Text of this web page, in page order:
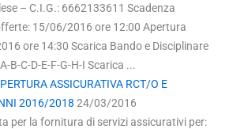
– C.I.G.: 6662133611 Scadenza
15/06/2016 ore 12:00 Apertura
ore 14:30 Scarica Bando e Disciplinare
B-C-D-E-F-G-H-I Scarica ...
ASSICURATIVA RCT/O E
2016/2018 24/03/2016
per la fornitura di servizi assicurativi per: